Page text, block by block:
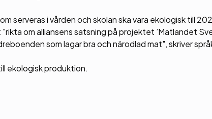
serveras i vården och skolan ska vara ekologisk till
om alliansens satsning på projektet ’Matlandet
som lagar bra och närodlad mat", skriver
ekologisk produktion.